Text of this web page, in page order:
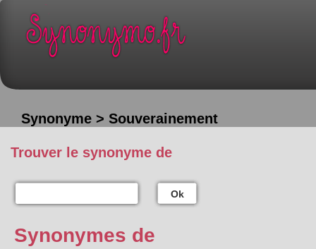
Synonyme > Souverainement
Trouver le synonyme de
Ok
Synonymes de